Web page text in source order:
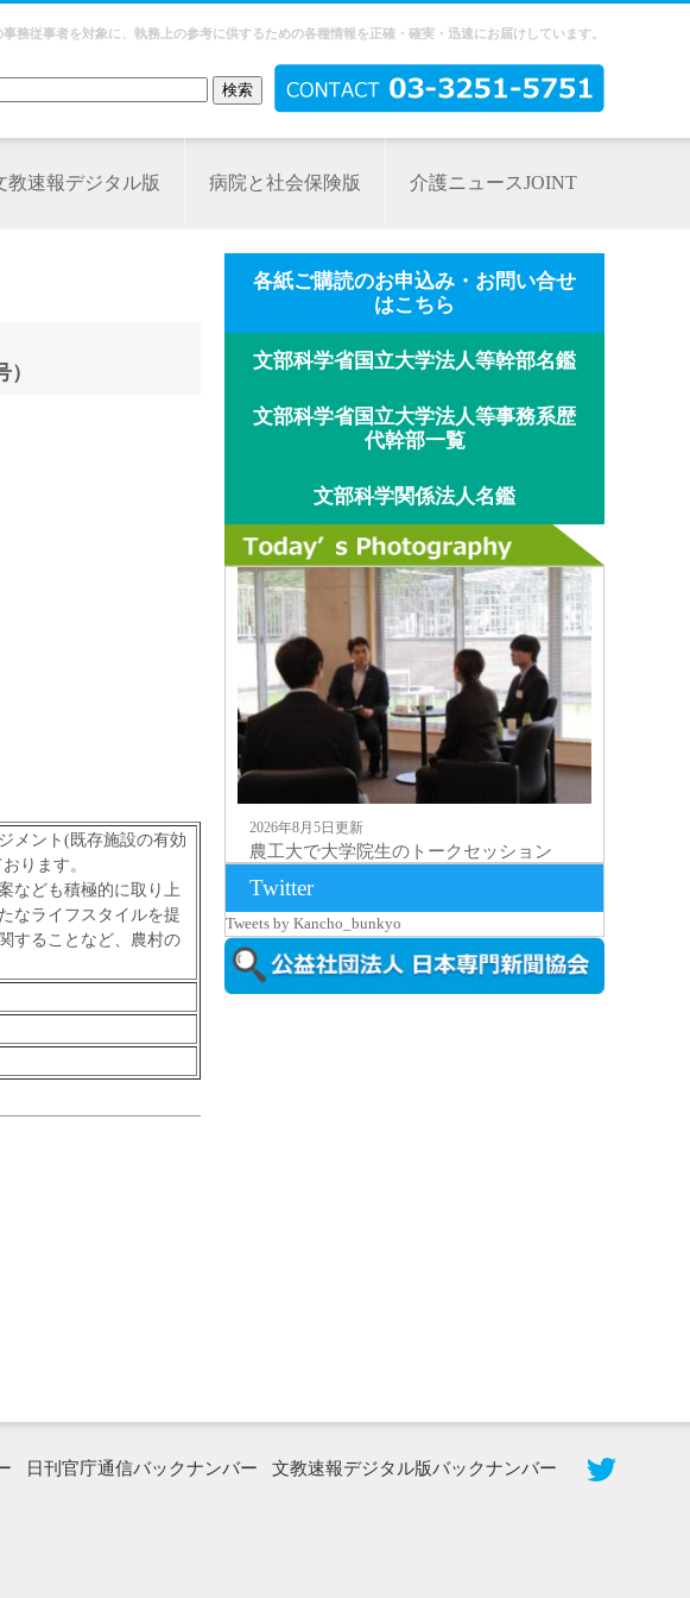
務従事者を対象に、執務上の参考に供するための各種情報を正確・確実・迅速にお届けしています。
教速報デジタル版 病院と社会保険版 介護ニュースJOINT
メント(既存施設の有効
ります。
なども積極的に取り上
なライフスタイルを提
することなど、農村の
各紙ご購読のお申込み・お問い合せ
はこちら
文部科学省国立大学法人等幹部名鑑
文部科学省国立大学法人等事務系歴
代幹部一覧
文部科学関係法人名鑑
2026年8月5日更新
農工大で大学院生のトークセッション
Twitter
Tweets by Kancho_bunkyo
日刊官庁通信バックナンバー 文教速報デジタル版バックナンバー